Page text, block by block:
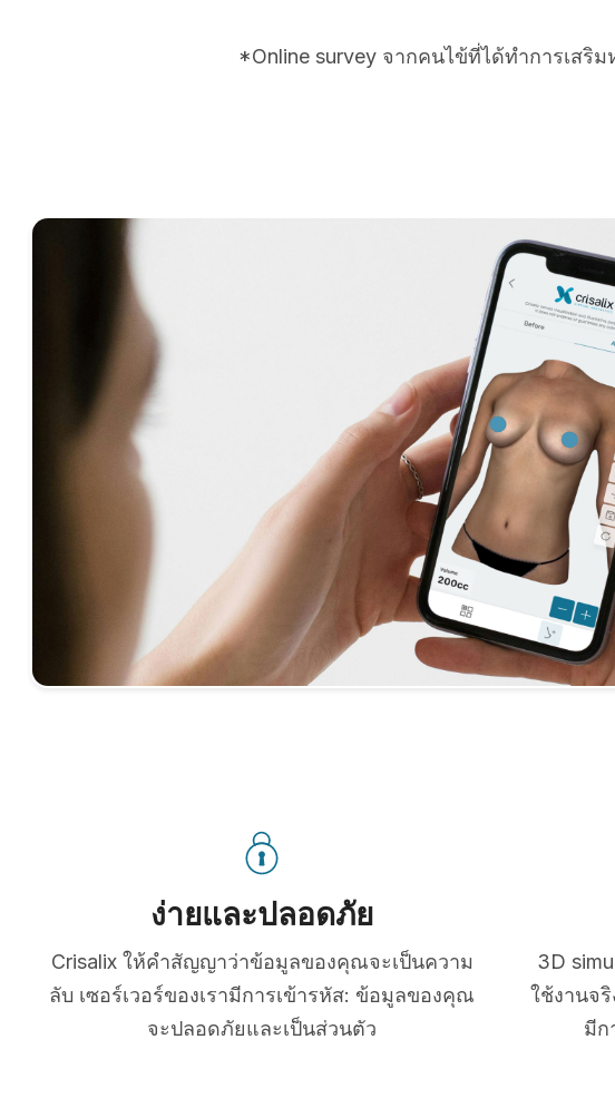
*Online survey จากคนไข้ที่ได้ทำการเสริ
ง่ายและปลอดภัย
Crisalix ให้คำสัญญาว่าข้อมูลของคุณจะเป็นความ
ลับ เซอร์เวอร์ของเรามีการเข้ารหัส: ข้อมูลของคุณ
จะปลอดภัยและเป็นส่วนตัว
3D
ใช้งานจ
มีก